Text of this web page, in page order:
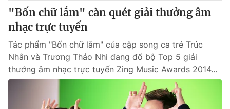
cấp ngày 29/12/2023
Tổng Biên tập: Vũ Thanh Thủy
Phó Tổng Biên tập:
Nguyễn Trọng Ninh
Tổng đài VTV:024.38 355 931 - 024.38 355 932
Ðiện thoại Thời báo VTV: 024.66 897 897
Liên hệ quảng cáo: 024-7300.7108
"Bốn chữ lắm" càn quét giải thưởng âm
nhạc trực tuyến
Tác phẩm "Bốn chữ lắm" của cặp song ca trẻ Trúc
Nhân và Trương Thảo Nhi đang đổ bộ Top 5 giải
thưởng âm nhạc trực tuyến Zing Music Awards 2014...